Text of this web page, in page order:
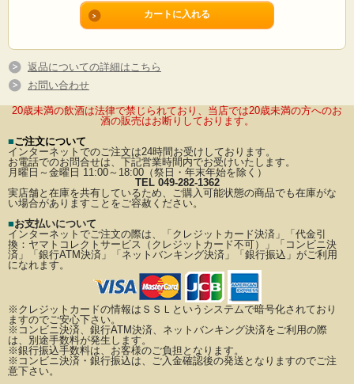
返品についての詳細はこちら
お問い合わせ
20歳未満の飲酒は法律で禁じられており、当店では20歳未満の方へのお
酒の販売はお断りしております。
■ご注文について
インターネットでのご注文は24時間お受けしております。
お電話でのお問合せは、下記営業時間内でお受けいたします。
月曜日～金曜日 11:00～18:00（祭日・年末年始を除く）
TEL 049-282-1362
実店舗と在庫を共有しているため、ご購入可能状態の商品でも在庫がな
い場合がありますことをご容赦ください。
■お支払いについて
インターネットでご注文の際は、「クレジットカード決済」「代金引
換：ヤマトコレクトサービス（クレジットカード不可）」
「コンビニ決
済」「銀行ATM決済」「ネットバンキング決済」「銀行振込」がご利用
になれます。
※クレジットカードの情報はＳＳＬというシステムで暗号化されており
ますのでご安心下さい。
※コンビニ決済、銀行ATM決済、ネットバンキング決済をご利用の際
は、別途手数料が発生します。
※銀行振込手数料は、お客様のご負担となります。
※コンビニ決済・銀行振込は、ご入金確認後の発送となりますのでご注
意下さい。